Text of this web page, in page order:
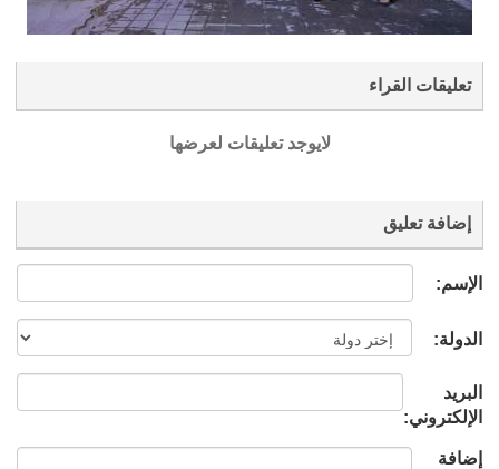
تعليقات القراء
لايوجد تعليقات لعرضها
إضافة تعليق
الإسم:
الدولة:
البريد
الإلكتروني:
إضافة